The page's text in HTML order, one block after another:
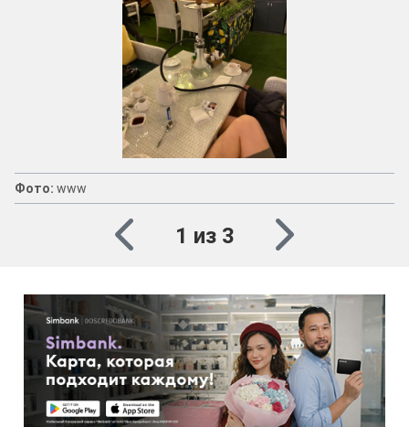
Фото: www
1 из 3